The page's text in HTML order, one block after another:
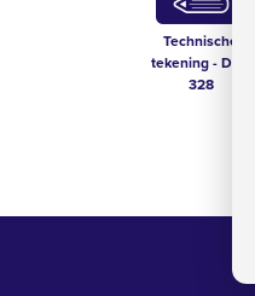
Technische
tekening - DLM
328